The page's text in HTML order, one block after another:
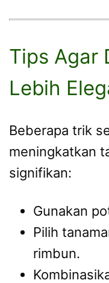
Tips Agar
Lebih
Beberapa trik
meningkatkan
signifikan:
Gunakan
Pilih
rimbun.